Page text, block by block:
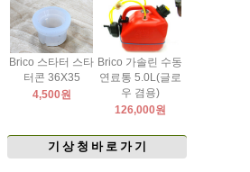
Brico 스타터 스타
터콘 36X35
4,500원
Brico 가솔린 수동
연료통 5.0L(글로
우 겸용)
126,000원
기 상 청 바 로 가 기